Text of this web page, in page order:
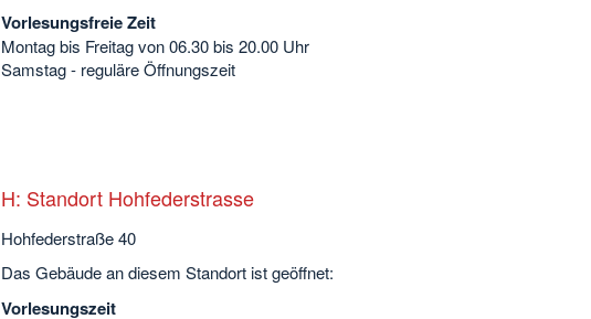
Vorlesungsfreie Zeit
Montag bis Freitag von 06.30 bis 20.00 Uhr
Samstag - reguläre Öffnungszeit
H: Standort Hohfederstrasse
Hohfederstraße 40
Das Gebäude an diesem Standort ist geöffnet:
Vorlesungszeit